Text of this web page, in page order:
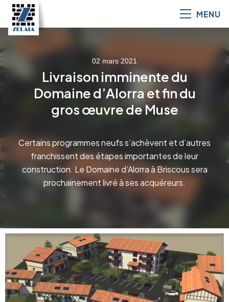
MENU
Livraison imminente du
Domaine d’Alorra et fin du
gros œuvre de Muse
02 mars 2021
Certains programmes neufs s’achèvent et d’autres
franchissent des étapes importantes de leur
construction. Le Domaine d’Alorra à Briscous sera
prochainement livré à ses acquéreurs.